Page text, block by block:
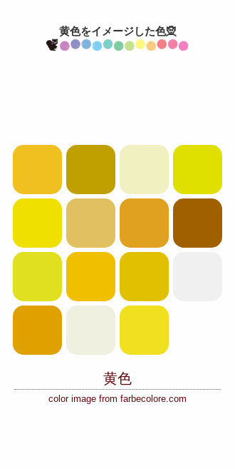
黄色をイメージした色🧝
黄色
color image from farbecolore.com